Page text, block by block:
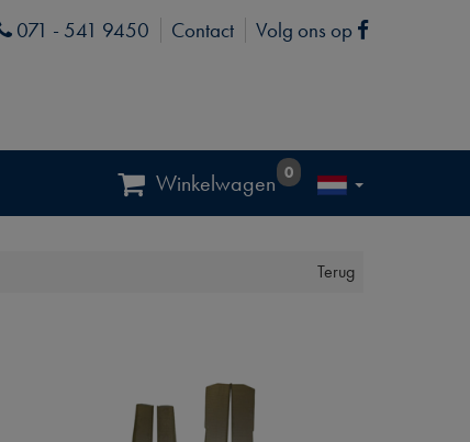
Phone
071 - 541 9450 Contact Volg ons op Facebook
Winkelwagen 0
Terug